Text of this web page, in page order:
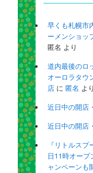
早くも札幌市
ーメンショッ
匿名 より
道内最後のロ
オーロラタウ
店 に 匿名 より
近日中の開店
近日中の開店
『リトルス
日11時オープ
ャンペーンも